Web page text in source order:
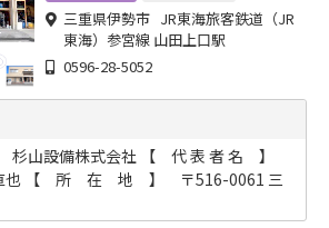
三重県伊勢市 JR東海旅客鉄道（JR
東海）参宮線 山田上口駅
0596-28-5052
杉山設備株式会社 【 代 表 者 名 】
也 【 所 在 地 】 〒516-0061 三